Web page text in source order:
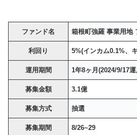
ファンド名 箱根町強羅 事業用地
利回り 5%(インカム0.1%、
運用期間 1年8ヶ月(2024/9/17
募集金額 3.1億
募集方式 抽選
募集期間 8/26~29